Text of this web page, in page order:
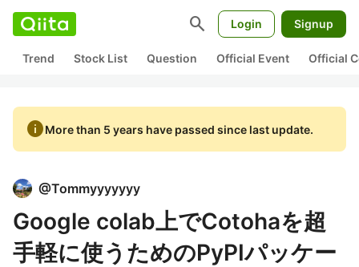
search Login Signup
Trend Stock List Question Official Event Official
infoMore than 5 years have passed since last update.
@Tommyyyyyyy
Google colab上でCotohaを超
手軽に使うためのPyPIパッケー